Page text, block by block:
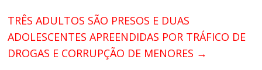
TRÊS ADULTOS SÃO PRESOS E DUAS
ADOLESCENTES APREENDIDAS POR TRÁFICO DE
DROGAS E CORRUPÇÃO DE MENORES →